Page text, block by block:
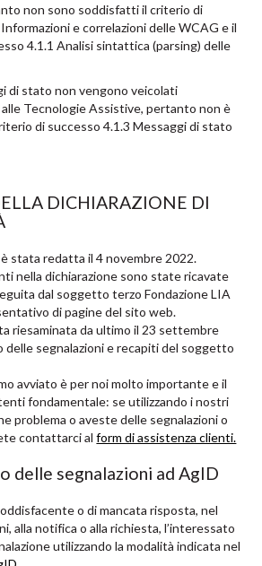
non sono soddisfatti il criterio di
e correlazioni delle WCAG e il
4.1.1 Analisi sintattica (parsing) delle
di stato non vengono veicolati
Tecnologie Assistive, pertanto non è
di successo 4.1.3 Messaggi di stato
DICHIARAZIONE DI
stata redatta il 4 novembre 2022.
nella dichiarazione sono state ricavate
dal soggetto terzo Fondazione LIA
di pagine del sito web.
riesaminata da ultimo il 23 settembre
delle segnalazioni e recapiti del soggetto
avviato è per noi molto importante e il
fondamentale: se utilizzando i nostri
problema o aveste delle segnalazioni o
contattarci alform di assistenza clienti.
delle segnalazioni ad AgID
o di mancata risposta, nel
alla notifica o alla richiesta, l’interessato
utilizzando la modalità indicata nel